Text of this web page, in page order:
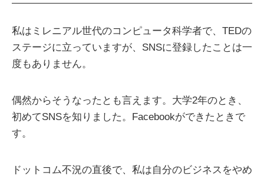
私はミレニアル世代のコンピュータ科学者で、TEDの
ステージに立っていますが、SNSに登録したことは一
度もありません。
偶然からそうなったとも言えます。大学2年のとき、
初めてSNSを知りました。Facebookができたときで
す。
ドットコム不況の直後で、私は自分のビジネスをやめ